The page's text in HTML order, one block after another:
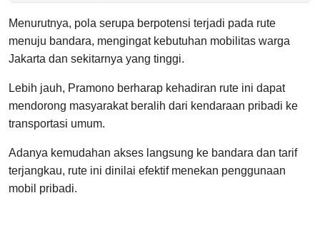
Menurutnya, pola serupa berpotensi terjadi pada rute
menuju bandara, mengingat kebutuhan mobilitas warga
Jakarta dan sekitarnya yang tinggi.
Lebih jauh, Pramono berharap kehadiran rute ini dapat
mendorong masyarakat beralih dari kendaraan pribadi ke
transportasi umum.
Adanya kemudahan akses langsung ke bandara dan tarif
terjangkau, rute ini dinilai efektif menekan penggunaan
mobil pribadi.